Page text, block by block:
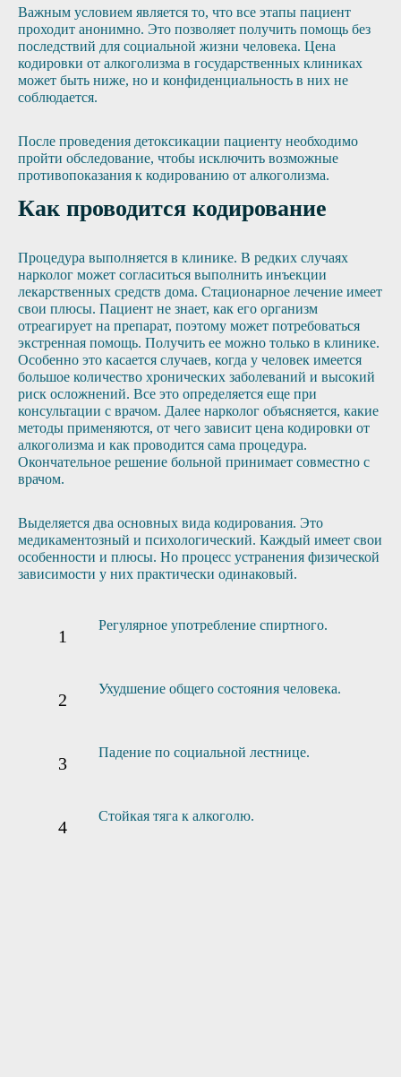
Важным условием является то, что все этапы пациент
проходит анонимно. Это позволяет получить помощь без
последствий для социальной жизни человека. Цена
кодировки от алкоголизма в государственных клиниках
может быть ниже, но и конфиденциальность в них не
соблюдается.
После проведения детоксикации пациенту необходимо
пройти обследование, чтобы исключить возможные
противопоказания к кодированию от алкоголизма.
Как проводится кодирование
Процедура выполняется в клинике. В редких случаях
нарколог может согласиться выполнить инъекции
лекарственных средств дома. Стационарное лечение имеет
свои плюсы. Пациент не знает, как его организм
отреагирует на препарат, поэтому может потребоваться
экстренная помощь. Получить ее можно только в клинике.
Особенно это касается случаев, когда у человек имеется
большое количество хронических заболеваний и высокий
риск осложнений. Все это определяется еще при
консультации с врачом. Далее нарколог объясняется, какие
методы применяются, от чего зависит цена кодировки от
алкоголизма и как проводится сама процедура.
Окончательное решение больной принимает совместно с
врачом.
Выделяется два основных вида кодирования. Это
медикаментозный и психологический. Каждый имеет свои
особенности и плюсы. Но процесс устранения физической
зависимости у них практически одинаковый.
Регулярное употребление спиртного.
Ухудшение общего состояния человека.
Падение по социальной лестнице.
Стойкая тяга к алкоголю.